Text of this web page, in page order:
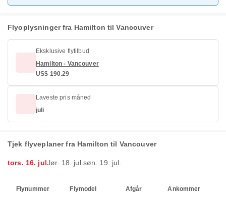
Flyoplysninger fra Hamilton til Vancouver
Eksklusive flytilbud
Hamilton - Vancouver
US$ 190.29
Laveste pris måned
juli
Tjek flyveplaner fra Hamilton til Vancouver
tors. 16. jul.lør. 18. jul. søn. 19. jul.
Flynummer Flymodel Afgår Ankommer